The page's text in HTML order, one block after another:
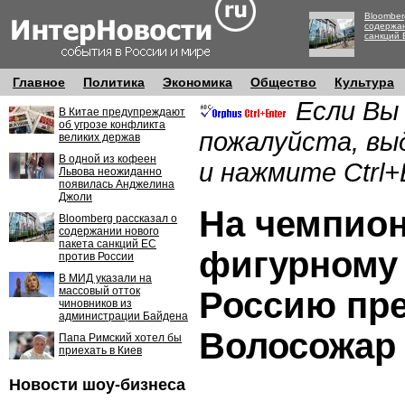
санкций
Главное Политика Экономика Общество Культура
В Китае предупреждают
об угрозе конфликта
великих держав
В одной из кофеен
Львова неожиданно
появилась Анджелина
Джоли
Bloomberg рассказал о
содержании нового
пакета санкций ЕС
против России
В МИД указали на
массовый отток
чиновников из
администрации Байдена
Папа Римский хотел бы
приехать в Киев
Новости шоу-бизнеса
Если Вы
пожалуйста,
и нажмите
На
Россию
Волосожар